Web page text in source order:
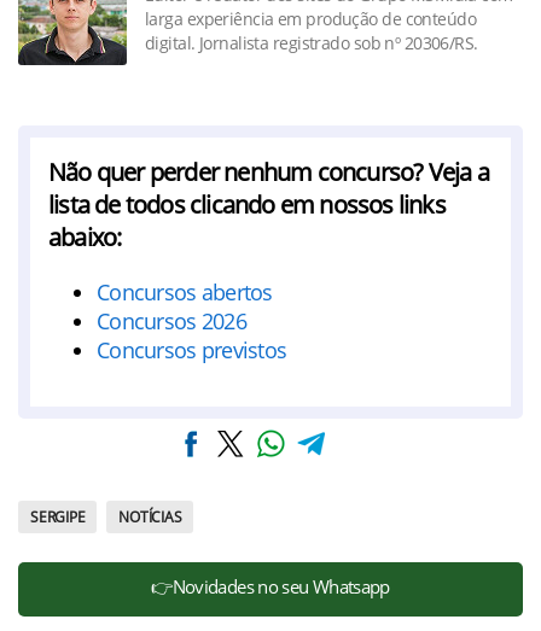
larga experiência em produção de conteúdo
digital. Jornalista registrado sob nº 20306/RS.
Não quer perder nenhum concurso? Veja a
lista de todos clicando em nossos links
abaixo:
Concursos abertos
Concursos 2026
Concursos previstos
SERGIPE NOTÍCIAS
👉Novidades no seu Whatsapp